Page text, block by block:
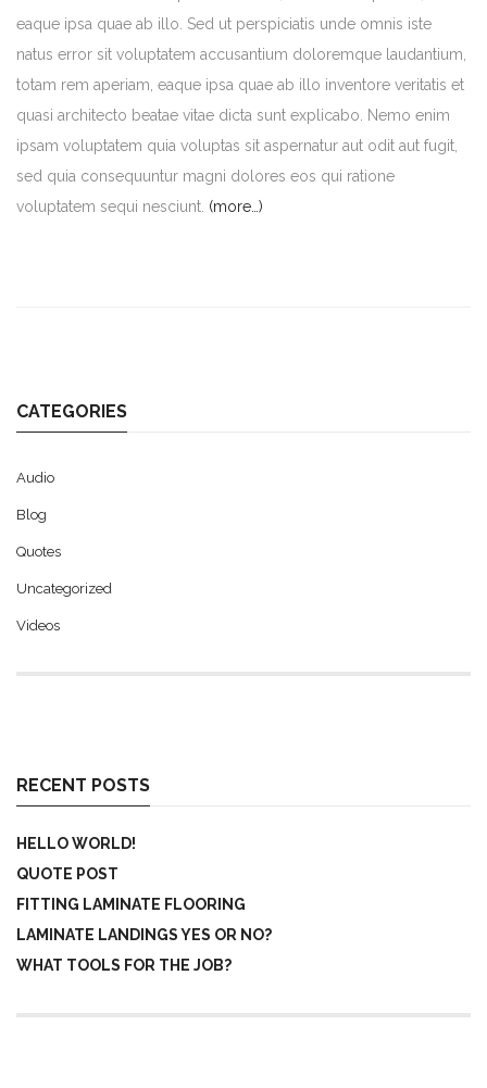
eaque ipsa quae ab illo. Sed ut perspiciatis unde omnis iste
natus error sit voluptatem accusantium doloremque laudantium,
totam rem aperiam, eaque ipsa quae ab illo inventore veritatis et
quasi architecto beatae vitae dicta sunt explicabo. Nemo enim
ipsam voluptatem quia voluptas sit aspernatur aut odit aut fugit,
sed quia consequuntur magni dolores eos qui ratione
voluptatem sequi nesciunt. (more…)
CATEGORIES
Audio
Blog
Quotes
Uncategorized
Videos
RECENT POSTS
HELLO WORLD!
QUOTE POST
FITTING LAMINATE FLOORING
LAMINATE LANDINGS YES OR NO?
WHAT TOOLS FOR THE JOB?